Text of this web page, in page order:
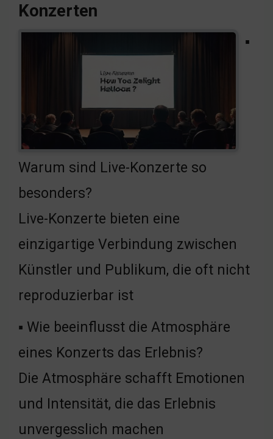
Konzerten
▪
Warum sind Live-Konzerte so
besonders?
Live-Konzerte bieten eine
einzigartige Verbindung zwischen
Künstler und Publikum, die oft nicht
reproduzierbar ist
▪ Wie beeinflusst die Atmosphäre
eines Konzerts das Erlebnis?
Die Atmosphäre schafft Emotionen
und Intensität, die das Erlebnis
unvergesslich machen